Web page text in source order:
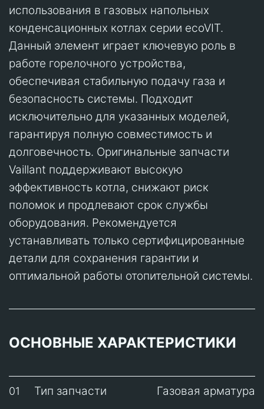
использования в газовых напольных
конденсационных котлах серии ecoVIT.
Данный элемент играет ключевую роль в
работе горелочного устройства,
обеспечивая стабильную подачу газа и
безопасность системы. Подходит
исключительно для указанных моделей,
гарантируя полную совместимость и
долговечность. Оригинальные запчасти
Vaillant поддерживают высокую
эффективность котла, снижают риск
поломок и продлевают срок службы
оборудования. Рекомендуется
устанавливать только сертифицированные
детали для сохранения гарантии и
оптимальной работы отопительной системы.
ОСНОВНЫЕ ХАРАКТЕРИСТИКИ
01 Тип запчасти Газовая арматура